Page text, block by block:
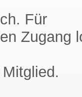
Für
Zugang